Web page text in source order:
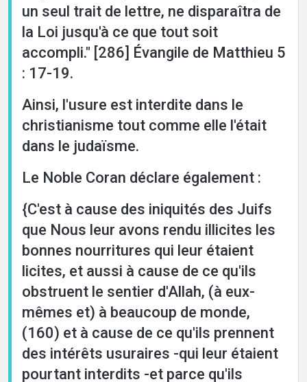
un seul trait de lettre, ne disparaîtra de
la Loi jusqu'à ce que tout soit
accompli." [286] Évangile de Matthieu 5
: 17-19.
Ainsi, l'usure est interdite dans le
christianisme tout comme elle l'était
dans le judaïsme.
Le Noble Coran déclare également :
{C'est à cause des iniquités des Juifs
que Nous leur avons rendu illicites les
bonnes nourritures qui leur étaient
licites, et aussi à cause de ce qu'ils
obstruent le sentier d'Allah, (à eux-
mêmes et) à beaucoup de monde,
(160) et à cause de ce qu'ils prennent
des intérêts usuraires -qui leur étaient
pourtant interdits -et parce qu'ils